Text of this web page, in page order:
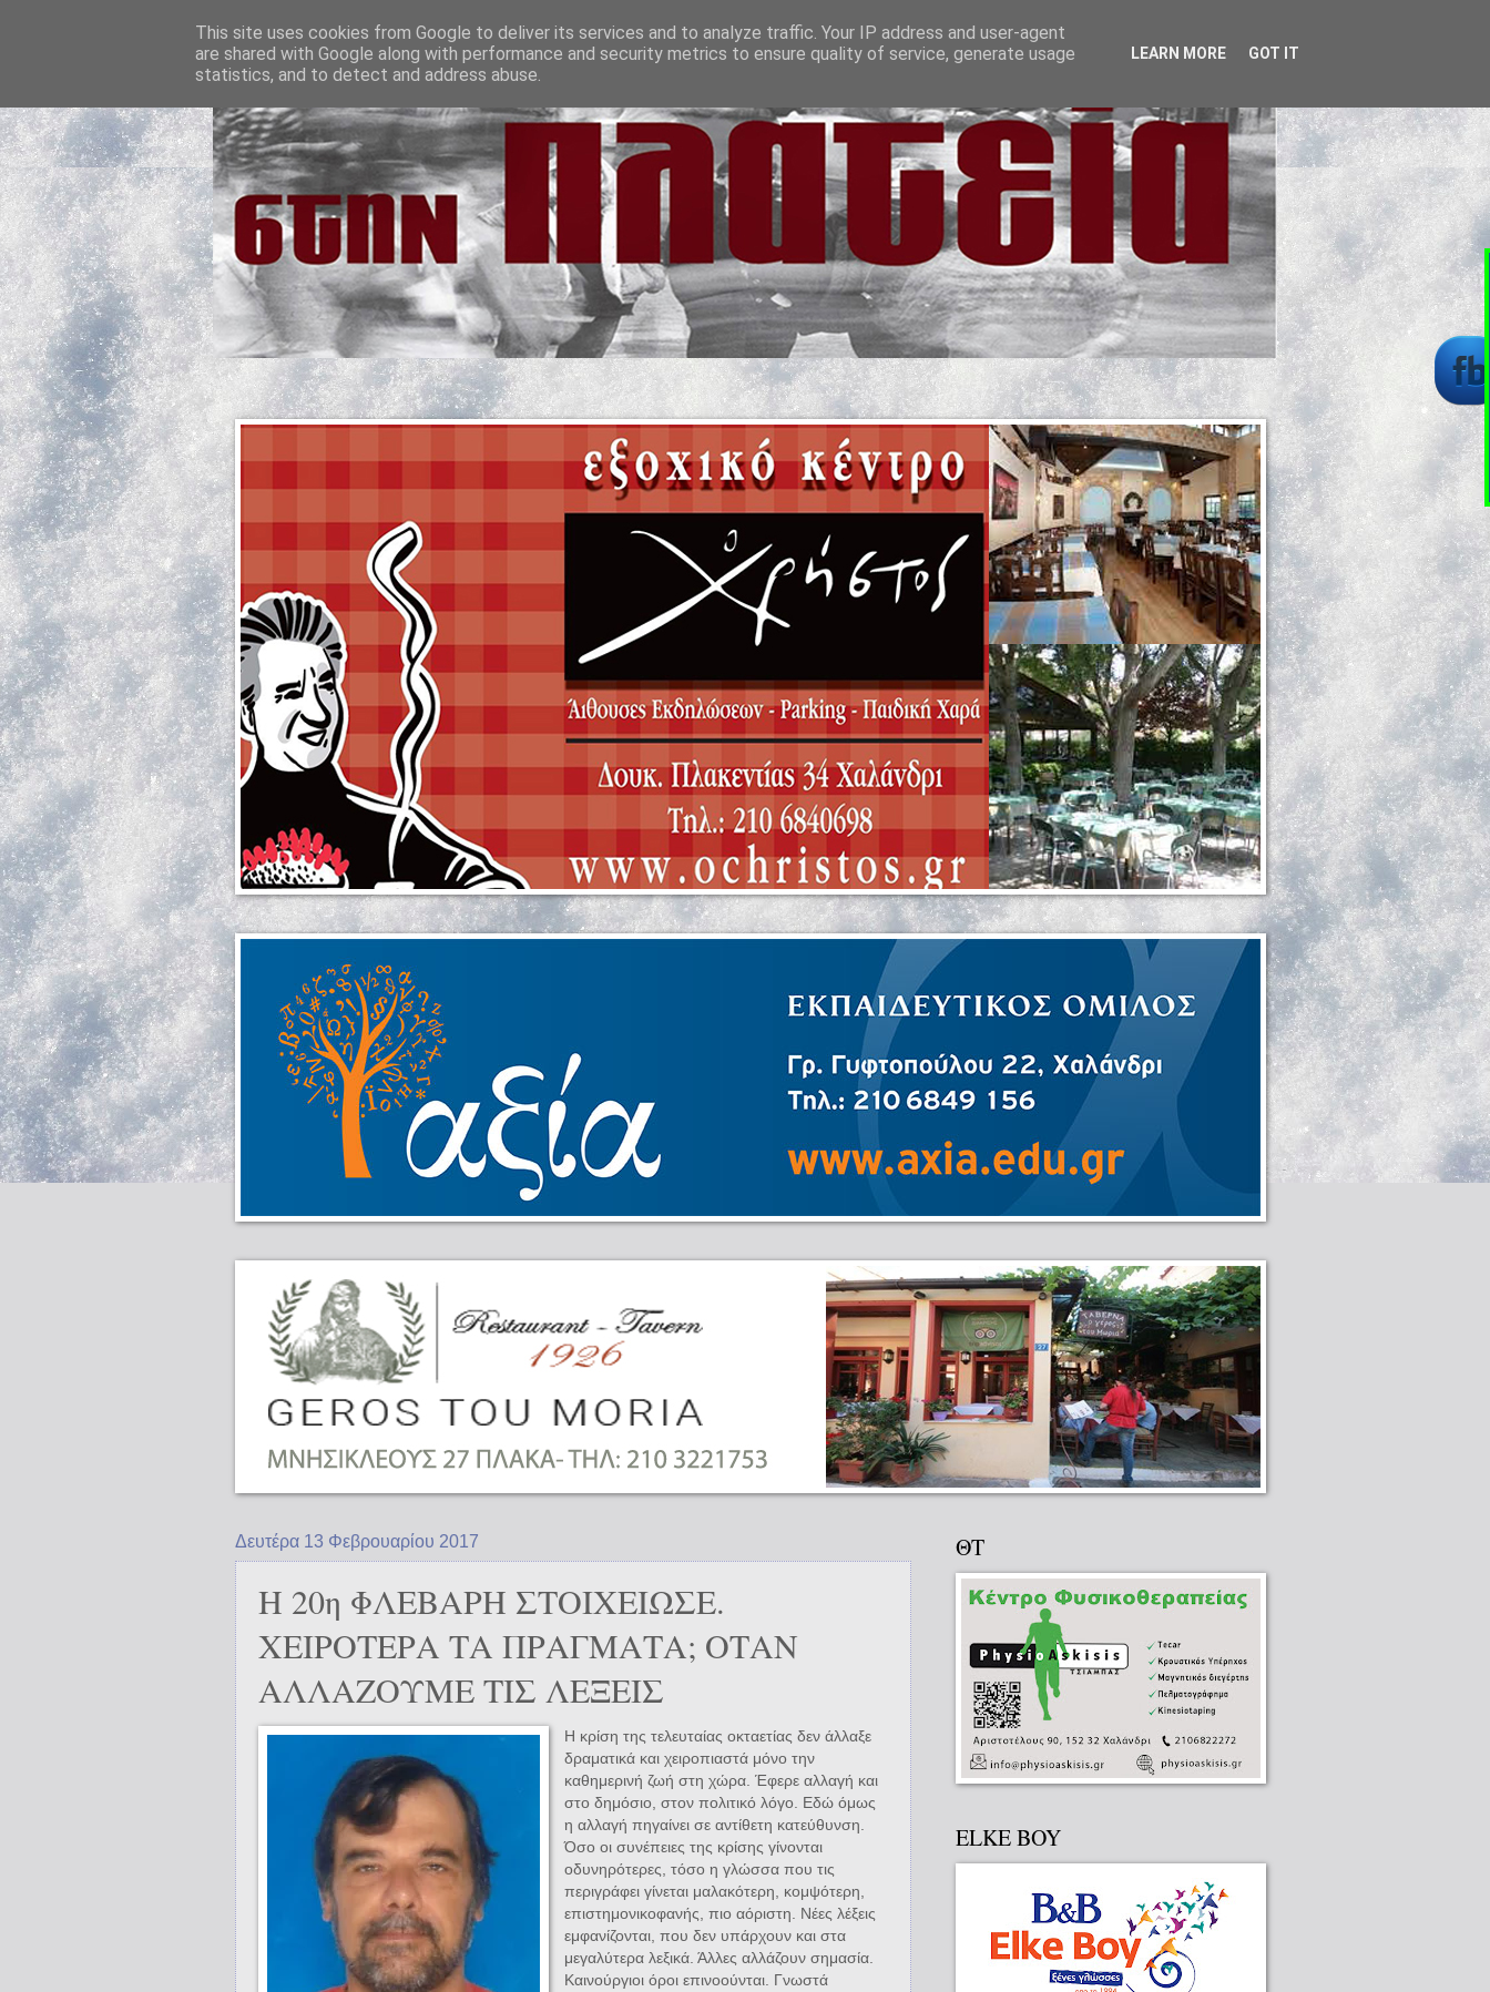
Δευτέρα 13 Φεβρουαρίου 2017
Η 20η ΦΛΕΒΑΡΗ ΣΤΟΙΧΕΙΩΣΕ.
ΧΕΙΡΟΤΕΡΑ ΤΑ ΠΡΑΓΜΑΤΑ; ΟΤΑΝ
ΑΛΛΑΖΟΥΜΕ ΤΙΣ ΛΕΞΕΙΣ
Η κρίση της τελευταίας οκταετίας δεν άλλαξε
δραματικά και χειροπιαστά μόνο την
καθημερινή ζωή στη χώρα. Έφερε αλλαγή και
στο δημόσιο, στον πολιτικό λόγο. Εδώ όμως
η αλλαγή πηγαίνει σε αντίθετη κατεύθυνση.
Όσο οι συνέπειες της κρίσης γίνονται
οδυνηρότερες, τόσο η γλώσσα που τις
περιγράφει γίνεται μαλακότερη, κομψότερη,
επιστημονικοφανής, πιο αόριστη. Νέες λέξεις
εμφανίζονται, που δεν υπάρχουν και στα
μεγαλύτερα λεξικά. Άλλες αλλάζουν σημασία.
Καινούργιοι όροι επινοούνται. Γνωστά
ΘΤ
ELKE BOY
This site uses cookies from Google to deliver its services and to analyze traffic. Your IP address and user-agent
are shared with Google along with performance and security metrics to ensure quality of service, generate usage
statistics, and to detect and address abuse.
LEARN MORE GOT IT